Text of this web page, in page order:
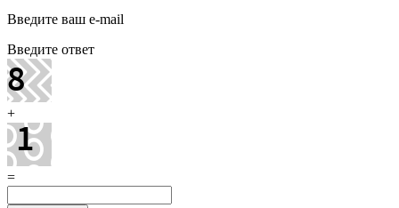
Введите ваш e-mail
Введите ответ
+
=